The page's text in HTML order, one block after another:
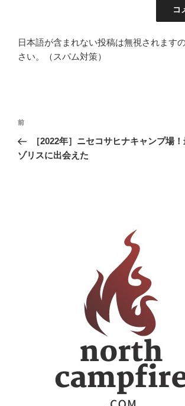
日本語が含まれない投稿は無視されます
さい。（スパム対策）
投
ナ
前
の
投
前
［2022年］ニセコサヒナキャンプ場
ゾリスに出会えた